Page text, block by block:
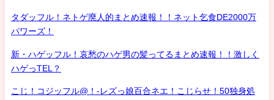
タダッフル！ネトゲ廃人的まとめ速報！！ネット乞食DE2000万
パワーズ！
新・ハゲッフル！哀愁のハゲ男の髪ってるまとめ速報！！激しく
ハゲっTEL？
こじ！コジッフル@！-レズっ娘百合ネエ！こじらせ！50独身処